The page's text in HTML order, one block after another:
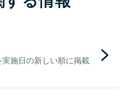
施日の新しい順に掲載